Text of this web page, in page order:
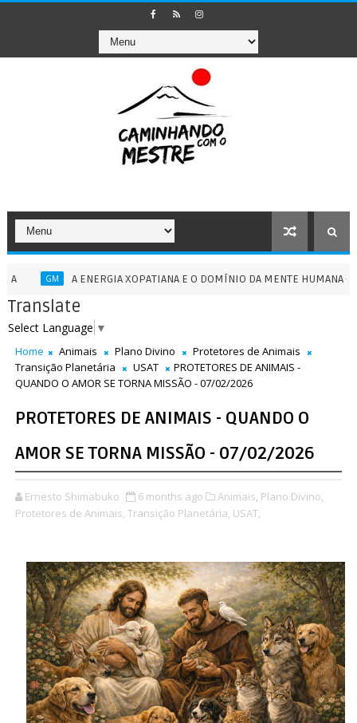
GM A ENERGIA XOPATIANA E O DOMÍNIO DA MENTE HUMANA - 13/07/
Translate
Select Language ▼
Home Animais Plano Divino
Protetores de Animais
Transição Planetária
USAT
PROTETORES DE ANIMAIS -
QUANDO O AMOR SE TORNA MISSÃO - 07/02/2026
PROTETORES DE ANIMAIS - QUANDO O
AMOR SE TORNA MISSÃO - 07/02/2026
Ernesto Shimabuko 6 months ago Animais, Plano Divino,
Protetores de Animais, Transição Planetária, USAT,